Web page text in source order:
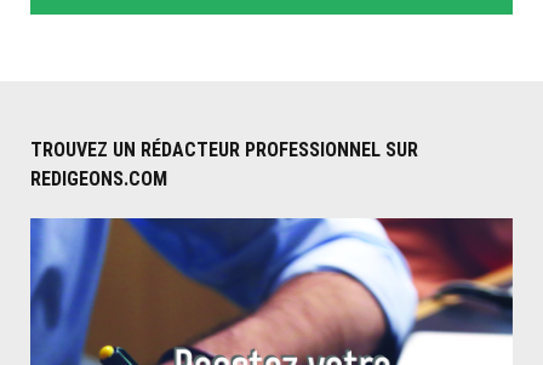
TROUVEZ UN RÉDACTEUR PROFESSIONNEL SUR
REDIGEONS.COM